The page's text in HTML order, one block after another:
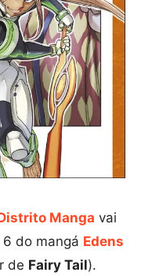
Manga vai
do mangá Edens
de Fairy Tail).